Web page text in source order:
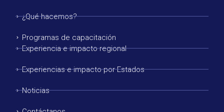
¿Qué hacemos?
Programas de capacitación
Experiencia e impacto regional
Experiencias e impacto por Estados
Noticias